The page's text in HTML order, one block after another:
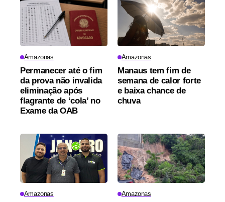
Amazonas
Permanecer até o fim
da prova não invalida
eliminação após
flagrante de ‘cola’ no
Exame da OAB
Amazonas
Manaus tem fim de
semana de calor forte
e baixa chance de
chuva
Amazonas Amazonas